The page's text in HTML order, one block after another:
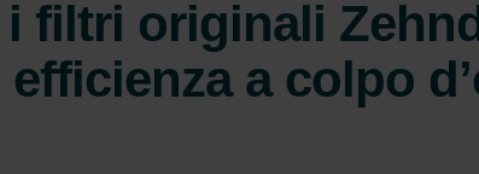
filtri originali
efficienza a colpo